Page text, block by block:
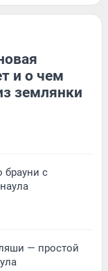
и о чем
землянки
брауни с
— простой